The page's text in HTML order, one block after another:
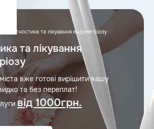
Діагностика та лікування ендометріозу
та лікування
міста вже готові вирішити вашу
та без переплат!
від 1000грн.